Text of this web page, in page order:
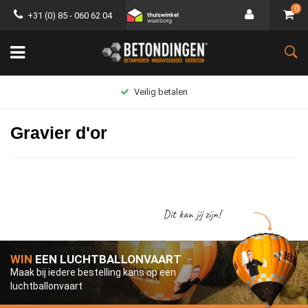
+31 (0) 85 - 060 62 04
0
Gravier d'or
WIN EEN LUCHTBALLONVAART
Maak bij iedere bestelling kans op een
luchtballonvaart
Dit kan jij zijn!